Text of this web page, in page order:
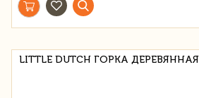
LITTLE DUTCH ГОРКА